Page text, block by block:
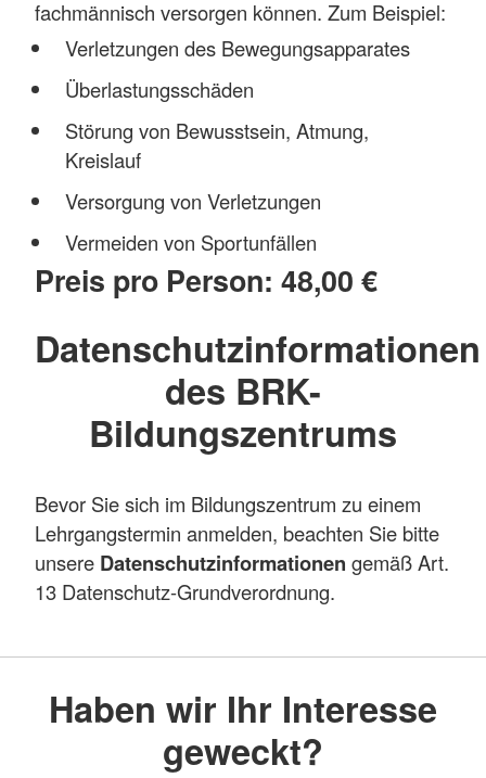
fachmännisch versorgen können. Zum Beispiel:
Verletzungen des Bewegungsapparates
Überlastungsschäden
Störung von Bewusstsein, Atmung,
Kreislauf
Versorgung von Verletzungen
Vermeiden von Sportunfällen
Preis pro Person: 48,00 €
Datenschutzinformationen
des BRK-
Bildungszentrums
Bevor Sie sich im Bildungszentrum zu einem
Lehrgangstermin anmelden, beachten Sie bitte
unsere Datenschutzinformationen gemäß Art.
13 Datenschutz-Grundverordnung.
Haben wir Ihr Interesse
geweckt?